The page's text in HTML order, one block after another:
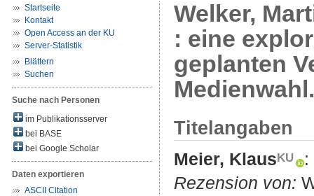
Startseite
Kontakt
Open Access an der KU
Server-Statistik
Blättern
Suchen
Suche nach Personen
im Publikationsserver
bei BASE
bei Google Scholar
Daten exportieren
ASCII Citation
Welker,
: eine
geplanten
Titelangaben
Meier, Klaus
:
Rezension von: